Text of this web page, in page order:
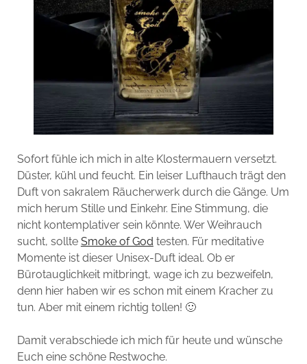
Sofort fühle ich mich in alte Klostermauern versetzt.
Düster, kühl und feucht. Ein leiser Lufthauch trägt den
Duft von sakralem Räucherwerk durch die Gänge. Um
mich herum Stille und Einkehr. Eine Stimmung, die
nicht kontemplativer sein könnte. Wer Weihrauch
sucht, sollte Smoke of God testen. Für meditative
Momente ist dieser Unisex-Duft ideal. Ob er
Bürotauglichkeit mitbringt, wage ich zu bezweifeln,
denn hier haben wir es schon mit einem Kracher zu
tun. Aber mit einem richtig tollen! 🙂
Damit verabschiede ich mich für heute und wünsche
Euch eine schöne Restwoche.